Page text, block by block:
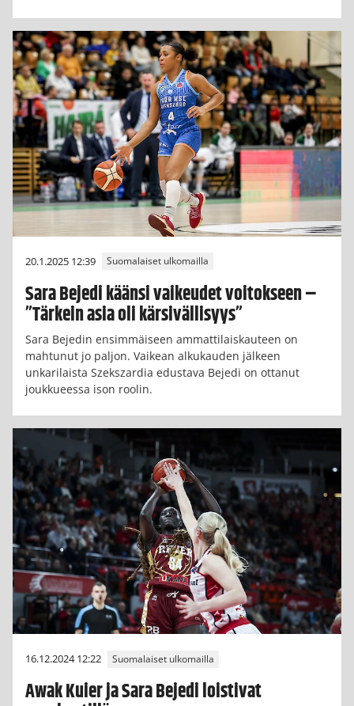
20.1.2025 12:39 Suomalaiset ulkomailla
Sara Bejedi käänsi vaikeudet voitokseen –
”Tärkein asia oli kärsivällisyys”
Sara Bejedin ensimmäiseen ammattilaiskauteen on
mahtunut jo paljon. Vaikean alkukauden jälkeen
unkarilaista Szekszardia edustava Bejedi on ottanut
joukkueessa ison roolin.
16.12.2024 12:22 Suomalaiset ulkomailla
Awak Kuier ja Sara Bejedi loistivat